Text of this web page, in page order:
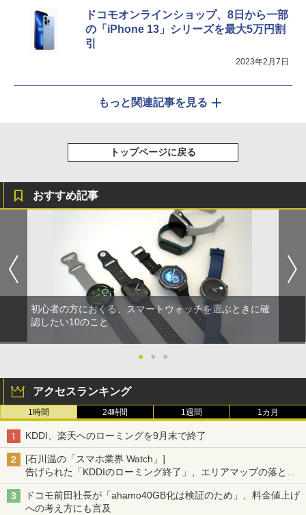
ドコモオンラインショップ、8日から一部
の「iPhone 13」シリーズを最大5万円割
引
2023年2月7日
もっと関連記事を見る
トップページに戻る
おすすめ記事
初心者の方におくる、スマートウォッチを選ぶときに確
認したい10のこと
● ● ●
アクセスランキング
1時間 24時間 1週間 1カ月
KDDI、楽天へのローミングを9月末で終了
[石川温の「スマホ業界 Watch」]
告げられた「KDDIのローミング終了」、エリアマップの落とし
穴と楽天モバイルの課題
ドコモ前田社長が「ahamo40GB化は検証のため」、料金値上げ
への考え方にも言及